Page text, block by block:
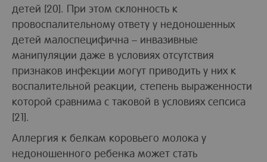
детей [20]. При этом склонность к
провоспалительному ответу у недоношенных
детей малоспецифична – инвазивные
манипуляции даже в условиях отсутствия
признаков инфекции могут приводить у них к
воспалительной реакции, степень выраженности
которой сравнима с таковой в условиях сепсиса
[21].
Аллергия к белкам коровьего молока у
недоношенного ребенка может стать